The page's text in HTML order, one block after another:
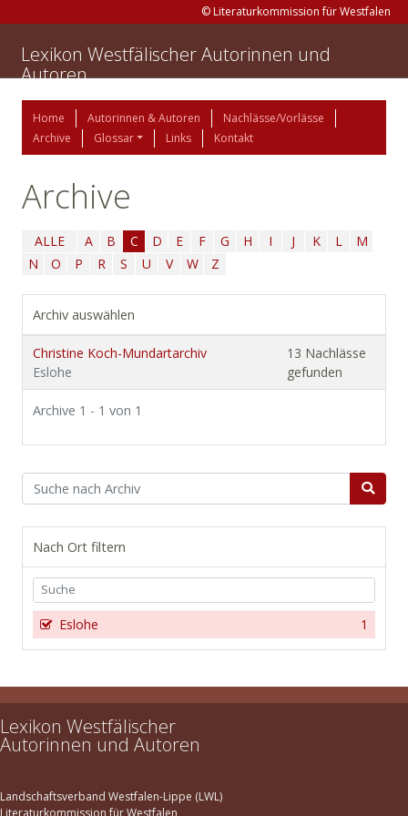
© Literaturkommission für Westfalen
Lexikon Westfälischer Autorinnen und
Autoren
Home Autorinnen & Autoren
Nachlässe/Vorlässe
Archive
Glossar Links Kontakt
Archive
ALLE A B C D E F G H I J K L
M
N
O P R S U V W Z
Archiv auswählen
Christine Koch-Mundartarchiv
Eslohe
13 Nachlässe
gefunden
Archive 1 - 1 von 1
Nach Ort filtern
1
Eslohe
Lexikon Westfälischer
Autorinnen und Autoren
Landschaftsverband Westfalen-Lippe (LWL)
Literaturkommission für Westfalen